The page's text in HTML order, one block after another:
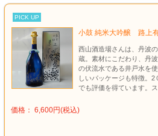
PICK UP
小鼓 純米大吟醸 路上
西山酒造場さんは、丹波
蔵。素材にこだわり、丹
の伏流水である井戸水を
しいパッケージも特徴。
でも評価を得ています。
価格： 6,600円(税込)